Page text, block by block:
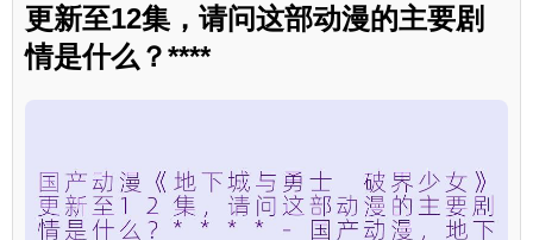
更新至12集，请问这部动漫的主要剧
情是什么？****